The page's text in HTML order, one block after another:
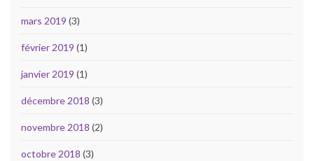
mars 2019 (3)
février 2019 (1)
janvier 2019 (1)
décembre 2018 (3)
novembre 2018 (2)
octobre 2018 (3)